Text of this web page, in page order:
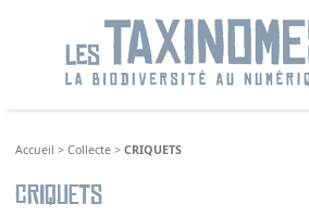
Accueil >Collecte >CRIQUETS
CRIQUETS